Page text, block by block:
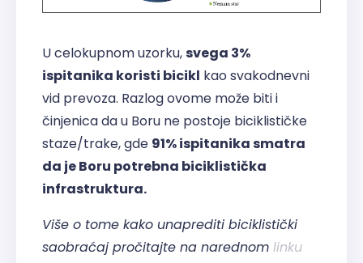
U celokupnom uzorku,svega 3%
ispitanika koristi bicikl kao svakodnevni
vid prevoza. Razlog ovome može biti i
činjenica da u Boru ne postoje biciklističke
staze/trake, gde 91% ispitanika smatra
da je Boru potrebna biciklistička
infrastruktura.
Više o tome kako unaprediti biciklistički
saobraćaj pročitajte na narednom linku